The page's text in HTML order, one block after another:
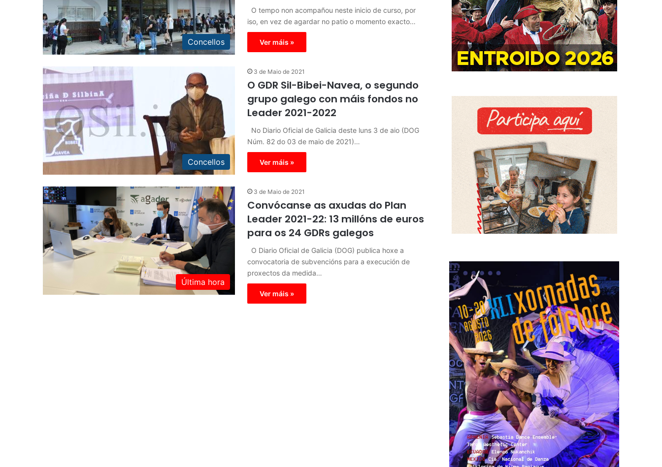
Concellos
O tempo non acompañou neste inicio de curso, por
iso, en vez de agardar no patio o momento exacto…
Ver máis »
Concellos
3 de Maio de 2021
O GDR Sil-Bibei-Navea, o segundo
grupo galego con máis fondos no
Leader 2021-2022
No Diario Oficial de Galicia deste luns 3 de aio (DOG
Núm. 82 do 03 de maio de 2021)…
Ver máis »
Última hora
3 de Maio de 2021
Convócanse as axudas do Plan
Leader 2021-22: 13 millóns de euros
para os 24 GDRs galegos
O Diario Oficial de Galicia (DOG) publica hoxe a
convocatoria de subvencións para a execución de
proxectos da medida…
Ver máis »